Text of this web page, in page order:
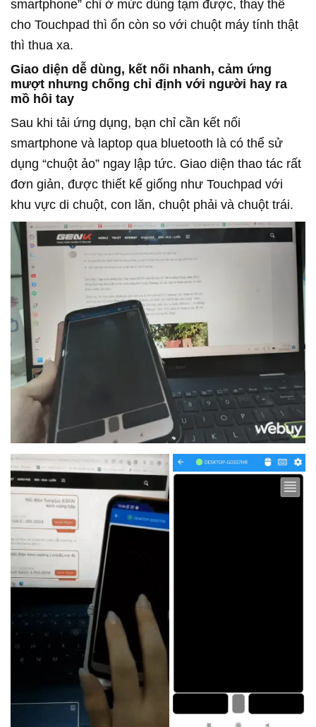
smartphone” chỉ ở mức dùng tạm được, thay thế
cho Touchpad thì ổn còn so với chuột máy tính thật
thì thua xa.
Giao diện dễ dùng, kết nối nhanh, cảm ứng
mượt nhưng chống chỉ định với người hay ra
mồ hôi tay
Sau khi tải ứng dụng, bạn chỉ cần kết nối
smartphone và laptop qua bluetooth là có thể sử
dụng “chuột ảo” ngay lập tức. Giao diện thao tác rất
đơn giản, được thiết kế giống như Touchpad với
khu vực di chuột, con lăn, chuột phải và chuột trái.